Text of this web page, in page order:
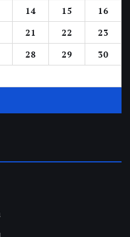
14 15
16
21 22
23
28 29
30